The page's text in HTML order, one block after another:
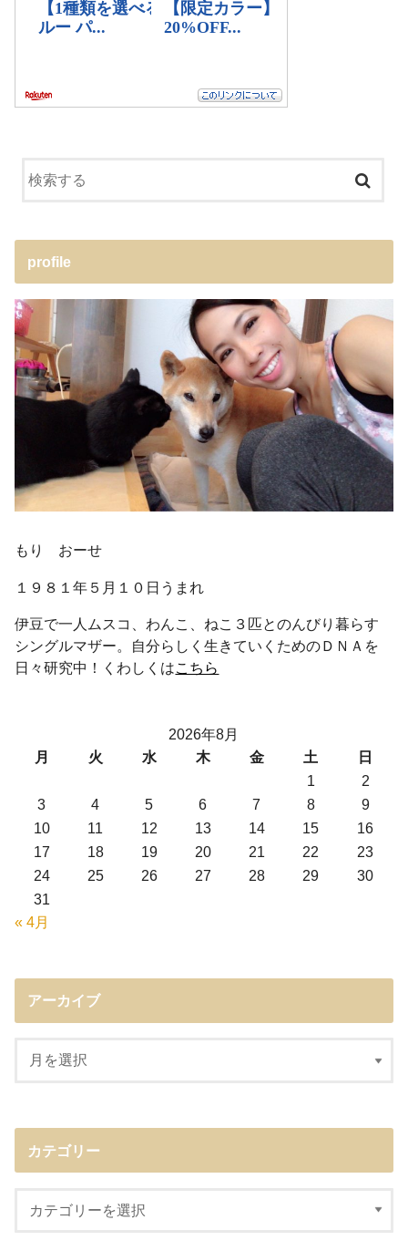
profile
もり おーせ
１９８１年５月１０日うまれ
伊豆で一人ムスコ、わんこ、ねこ３匹とのんびり暮らす
シングルマザー。自分らしく生きていくためのＤＮＡを
日々研究中！くわしくはこちら
2026年8月
月
火 水 木 金 土
日
1
2
3
4 5 6 7 8
9
10
11 12 13 14 15
16
17
18 19 20 21 22
23
24
25 26 27 28 29
30
31
« 4月
アーカイブ
カテゴリー